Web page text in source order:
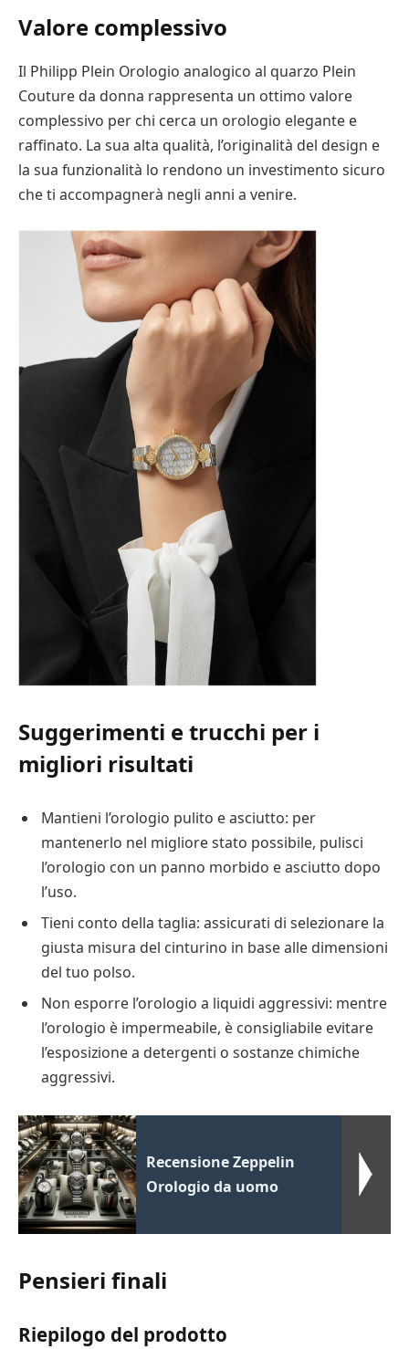
Valore complessivo
Il Philipp Plein Orologio analogico al quarzo Plein
Couture da donna rappresenta un ottimo valore
complessivo per chi cerca un orologio elegante e
raffinato. La sua alta qualità, l’originalità del design e
la sua funzionalità lo rendono un investimento sicuro
che ti accompagnerà negli anni a venire.
Suggerimenti e trucchi per i
migliori risultati
Mantieni l’orologio pulito e asciutto: per
mantenerlo nel migliore stato possibile, pulisci
l’orologio con un panno morbido e asciutto dopo
l’uso.
Tieni conto della taglia: assicurati di selezionare la
giusta misura del cinturino in base alle dimensioni
del tuo polso.
Non esporre l’orologio a liquidi aggressivi: mentre
l’orologio è impermeabile, è consigliabile evitare
l’esposizione a detergenti o sostanze chimiche
aggressivi.
Recensione Zeppelin
Orologio da uomo
Pensieri finali
Riepilogo del prodotto